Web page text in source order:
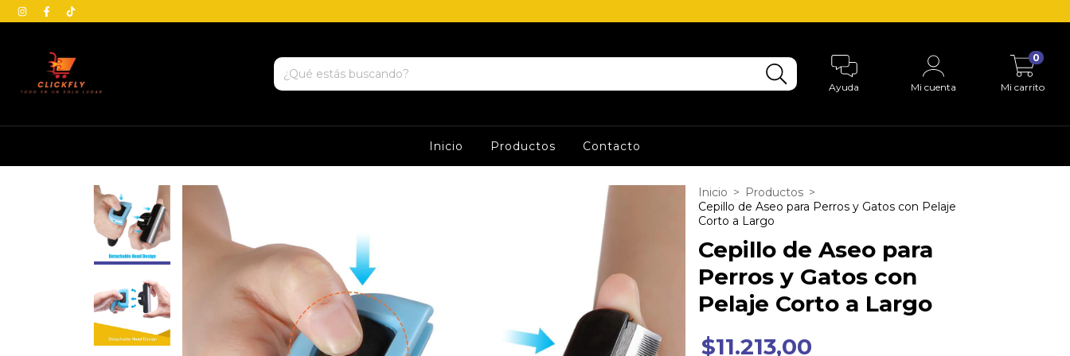
Ayuda Mi cuenta Mi carrito
0
Inicio Productos Contacto
Inicio > Productos >
Cepillo de Aseo para Perros y Gatos con Pelaje
Corto a Largo
Cepillo de Aseo para
Perros y Gatos con
Pelaje Corto a Largo
$11.213,00